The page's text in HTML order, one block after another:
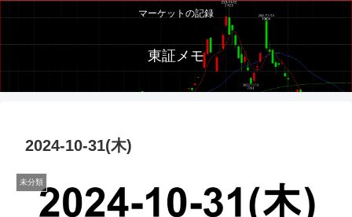
マーケットの記録
東証メモ
2024-10-31(木)
未分類